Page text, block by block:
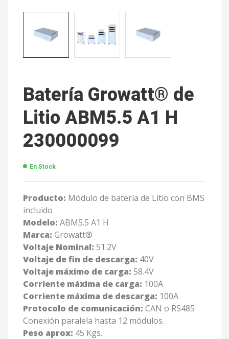
Batería Growatt® de
Litio ABM5.5 A1 H
230000099
En Stock
Producto: Módulo de batería de Litio con BMS
incluido
Modelo: ABM5.5 A1 H
Marca: Growatt®
Voltaje Nominal: 51.2V
Voltaje de fin de descarga: 40V
Voltaje máximo de carga: 58.4V
Corriente máxima de carga: 100A
Corriente máxima de descarga: 100A
Protocolo de comunicación: CAN o RS485
Conexión paralela hasta 12 módulos.
Peso aprox: 45 Kgs.